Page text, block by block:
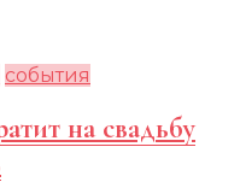
события
на свадьбу